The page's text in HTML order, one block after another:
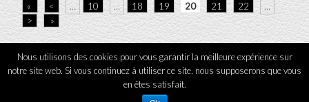
« < … 10 … 18 19 20 21 22
…
>
»
L'Agence tous droits réservés 2026 - Mentions légales - Contact
Nous utilisons des cookies pour vous garantir la meilleure expérience sur
notre site web. Si vous continuez à utiliser ce site, nous supposerons que vous
en êtes satisfait.